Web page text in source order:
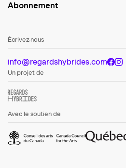
Abonnement
Écrivez-nous
info@regardshybrides.com
Un projet de
Avec le soutien de